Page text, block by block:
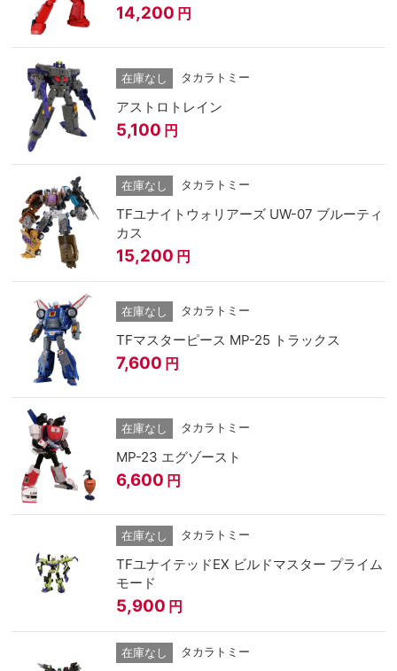
14,200 円
在庫なし タカラトミー
アストロトレイン
5,100 円
在庫なし タカラトミー
TFユナイトウォリアーズ UW-07 ブルーティ
カス
15,200 円
在庫なし タカラトミー
TFマスターピース MP-25 トラックス
7,600 円
在庫なし タカラトミー
MP-23 エグゾースト
6,600 円
在庫なし タカラトミー
TFユナイテッドEX ビルドマスター プライム
モード
5,900 円
在庫なし タカラトミー